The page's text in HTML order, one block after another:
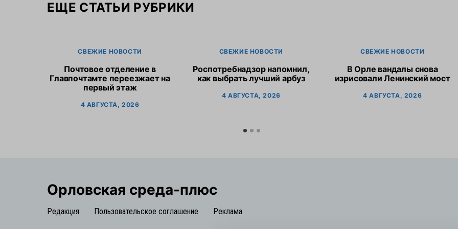
ЕЩЕ СТАТЬИ РУБРИКИ
СВЕЖИЕ НОВОСТИ
Почтовое отделение в
Главпочтамте переезжает на
первый этаж
4 АВГУСТА, 2026
СВЕЖИЕ НОВОСТИ
Роспотребнадзор напомнил,
как выбрать лучший арбуз
4 АВГУСТА, 2026
СВЕЖИЕ НОВОСТИ
В Орле вандалы снова
изрисовали Ленинский мост
4 АВГУСТА, 2026
Орловская cреда-плюс
Редакция Пользовательское соглашение Реклама